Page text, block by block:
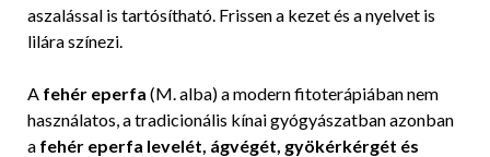
aszalással is tartósítható. Frissen a kezet és a nyelvet is
lilára színezi.
A fehér eperfa (M. alba) a modern fitoterápiában nem
használatos, a tradicionális kínai gyógyászatban azonban
a fehér eperfa levelét, ágvégét, gyökérkérgét és